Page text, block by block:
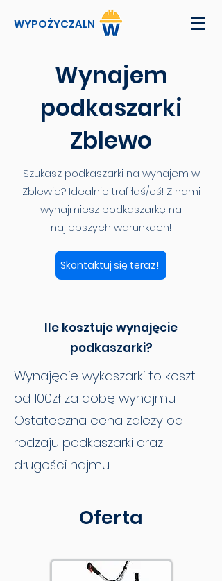
WYPOŻYCZALNI
Wynajem
podkaszarki
Zblewo
Szukasz podkaszarki na wynajem w
Zblewie? Idealnie trafiłaś/eś! Z nami
wynajmiesz podkaszarkę na
najlepszych warunkach!
Skontaktuj się teraz!
Ile kosztuje wynajęcie
podkaszarki?
Wynajęcie wykaszarki to koszt
od 100zł za dobę wynajmu.
Ostateczna cena zależy od
rodzaju podkaszarki oraz
długości najmu.
Oferta